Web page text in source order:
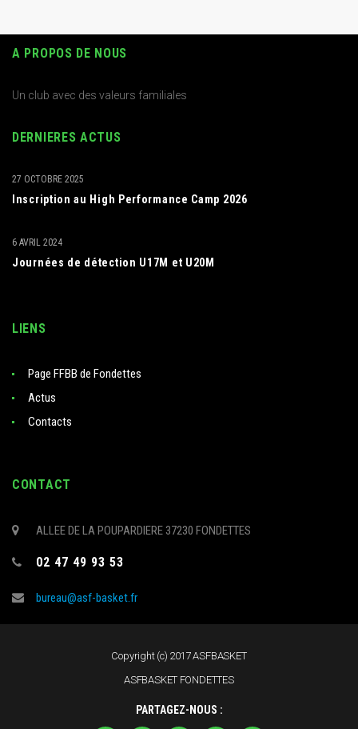
A PROPOS DE NOUS
Un club avec des valeurs familiales
DERNIERES ACTUS
Inscription au High Performance Camp 2026
27 OCTOBRE 2025
Journées de détection U17M et U20M
6 AVRIL 2024
LIENS
Page FFBB de Fondettes
Actus
Contacts
CONTACT
ALLEE DE LA POUPARDIERE 37230 FONDETTES
02 47 49 93 53
bureau@asf-basket.fr
Copyright (c) 2017 ASFBASKET
ASFBASKET FONDETTES
PARTAGEZ-NOUS :